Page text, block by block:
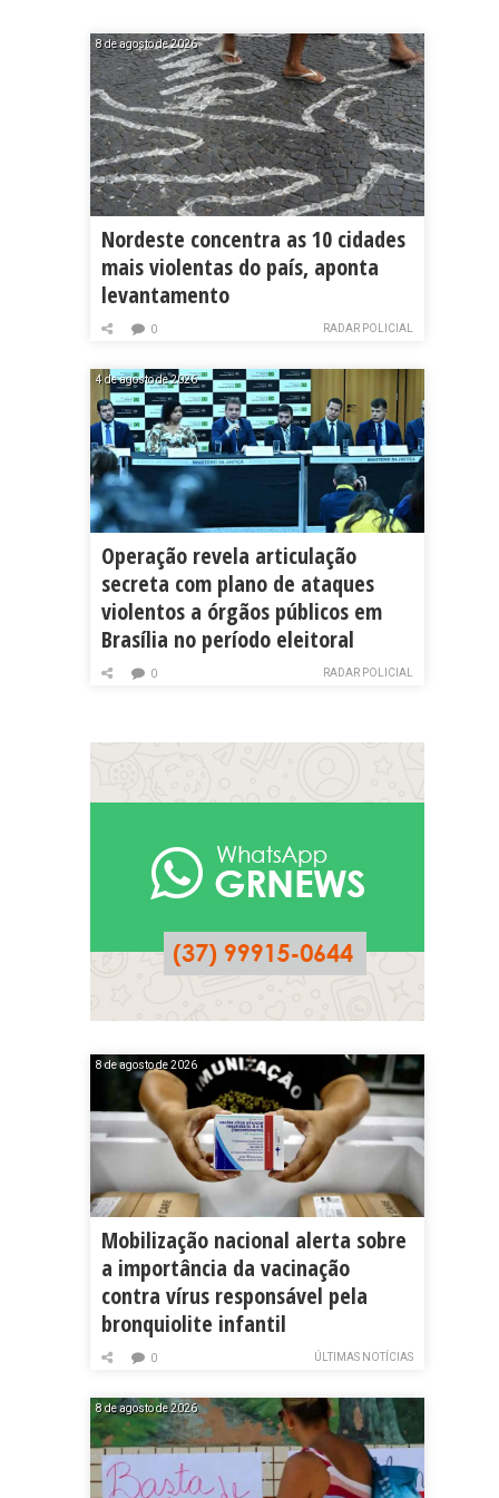
8 de agosto de 2026
Nordeste concentra as 10 cidades
mais violentas do país, aponta
levantamento
RADAR POLICIAL
0
4 de agosto de 2026
Operação revela articulação
secreta com plano de ataques
violentos a órgãos públicos em
Brasília no período eleitoral
RADAR POLICIAL
0
8 de agosto de 2026
Mobilização nacional alerta sobre
a importância da vacinação
contra vírus responsável pela
bronquiolite infantil
ÚLTIMAS NOTÍCIAS
0
8 de agosto de 2026